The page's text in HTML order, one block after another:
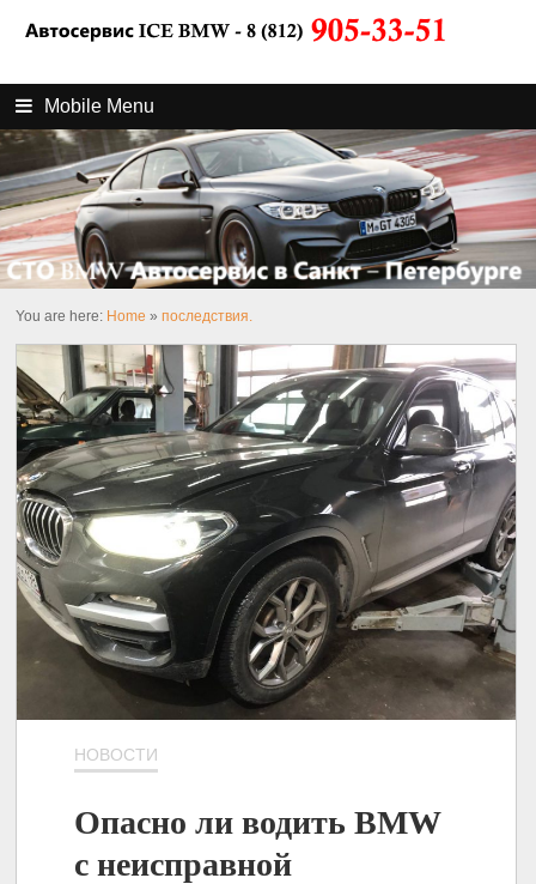
Mobile Menu
You are here: Home »последствия.
НОВОСТИ
Опасно ли водить BMW
с неисправной